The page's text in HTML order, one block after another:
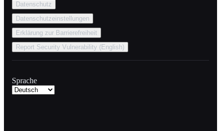
Datenschutz
Datenschutzeinstellungen
Erklärung zur Barrierefreiheit
Report Security Vulnerability (English)
Sprache